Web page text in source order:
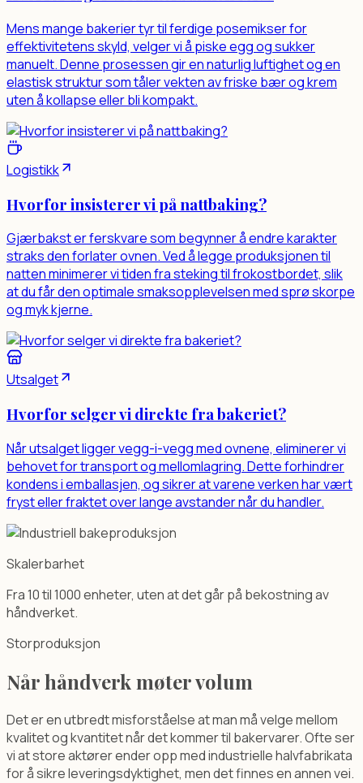
Mens mange bakerier tyr til ferdige posemikser for
effektivitetens skyld, velger vi å piske egg og sukker
manuelt. Denne prosessen gir en naturlig luftighet og en
elastisk struktur som tåler vekten av friske bær og krem
uten å kollapse eller bli kompakt.
Problem (A4):Industrielle ferdigmikser inneholder ofte
Logistikk
Hvorfor insisterer vi på nattbaking?
Gjærbakst er ferskvare som begynner å endre karakter
straks den forlater ovnen. Ved å legge produksjonen til
natten minimerer vi tiden fra steking til frokostbordet, slik
at du får den optimale smaksopplevelsen med sprø skorpe
og myk kjerne.
Problem (A4):Brød mister raskt sin sprø skorpe og saftige
Utsalget
Hvorfor selger vi direkte fra bakeriet?
Når utsalget ligger vegg-i-vegg med ovnene, eliminerer vi
behovet for transport og mellomlagring. Dette forhindrer
kondens i emballasjen, og sikrer at varene verken har vært
fryst eller fraktet over lange avstander når du handler.
Problem (A4):Transport skaper temperatursvingninger
Skalerbarhet
Fra 10 til 1000 enheter, uten at det går på bekostning av
håndverket.
Storproduksjon
Når håndverk møter volum
Det er en utbredt misforståelse at man må velge mellom
kvalitet og kvantitet når det kommer til bakervarer. Ofte ser
vi at store aktører ender opp med industrielle halvfabrikata
for å sikre leveringsdyktighet, men det finnes en annen vei.